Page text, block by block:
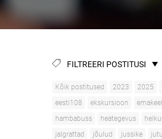
FILTREERI POSTITUSI
Kõik postitused 2023 2025
eesti108
ekskursioon
hambabuss
heategevus
jalgrattad
jõulud jussike